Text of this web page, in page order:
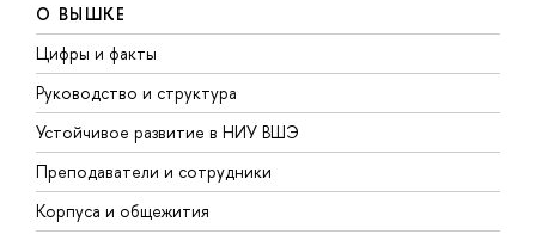
О ВЫШКЕ
Цифры и факты
Руководство и структура
Устойчивое развитие в НИУ ВШЭ
Преподаватели и сотрудники
Корпуса и общежития